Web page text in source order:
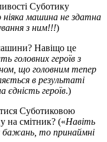
Суботику
ніяка машина не здатна
з ним!!!)
Навіщо це
головних героїв з
що головним тепер
в результаті
єдність героїв.)
Суботиковою
на смітник? («Навіть
бажань, то принаймні